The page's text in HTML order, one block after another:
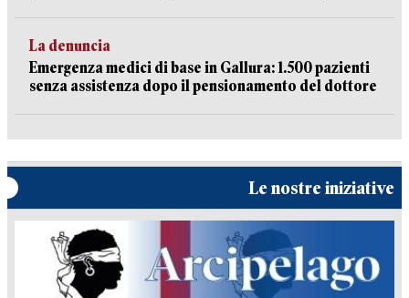
La denuncia
Emergenza medici di base in Gallura: 1.500 pazienti
senza assistenza dopo il pensionamento del dottore
Le nostre iniziative